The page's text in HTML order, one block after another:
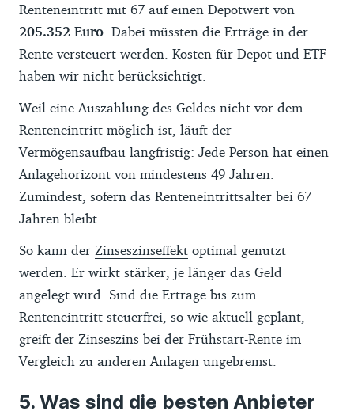
Renteneintritt mit 67 auf einen Depotwert von
205.352 Euro. Dabei müssten die Erträge in der
Rente versteuert werden. Kosten für Depot und ETF
haben wir nicht berücksichtigt.
Weil eine Auszahlung des Geldes nicht vor dem
Renteneintritt möglich ist, läuft der
Vermögensaufbau langfristig: Jede Person hat einen
Anlagehorizont von mindestens 49 Jahren.
Zumindest, sofern das Renteneintrittsalter bei 67
Jahren bleibt.
So kann der Zinseszinseffekt optimal genutzt
werden. Er wirkt stärker, je länger das Geld
angelegt wird. Sind die Erträge bis zum
Renteneintritt steuerfrei, so wie aktuell geplant,
greift der Zinseszins bei der Frühstart-Rente im
Vergleich zu anderen Anlagen ungebremst.
Was sind die besten Anbieter